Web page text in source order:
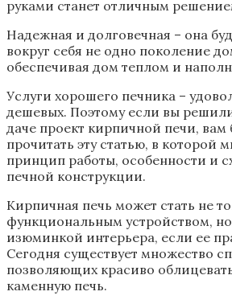
руками станет отличным
Надежная и долговечная – она
вокруг себя не одно поколение
обеспечивая дом теплом и
Услуги хорошего печника –
дешевых. Поэтому если вы
даче проект кирпичной печи, вам
прочитать эту статью, в которой
принцип работы, особенности и
печной конструкции.
Кирпичная печь может стать не
функциональным устройством,
изюминкой интерьера, если ее
Сегодня существует множество
позволяющих красиво
каменную печь.